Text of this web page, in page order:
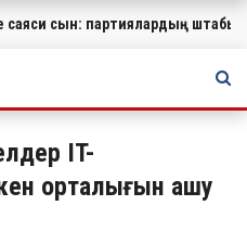
сын: партиялардың
IT-
орталығын ашу